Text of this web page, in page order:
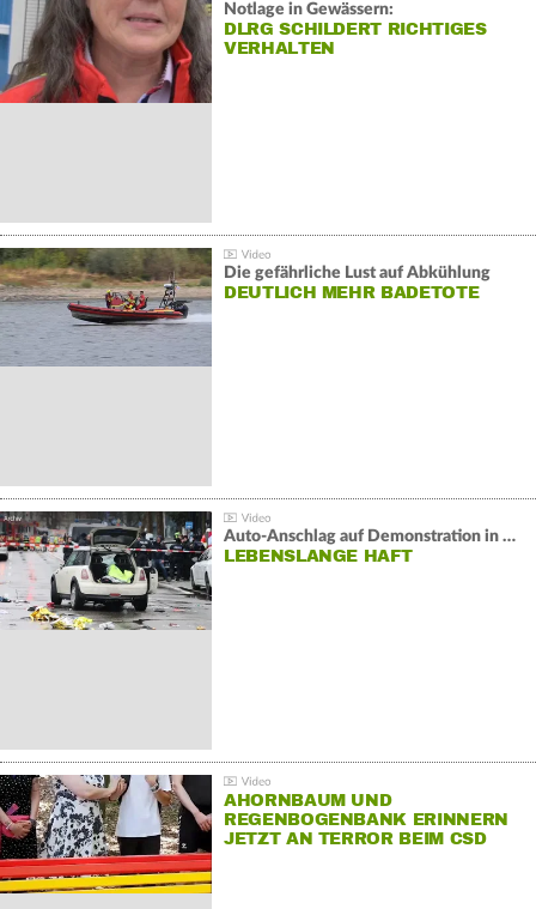
Notlage in Gewässern:
DLRG SCHILDERT RICHTIGES
VERHALTEN
Die gefährliche Lust auf Abkühlung
DEUTLICH MEHR BADETOTE
Auto-Anschlag auf Demonstration in München:
LEBENSLANGE HAFT
AHORNBAUM UND
REGENBOGENBANK ERINNERN
JETZT AN TERROR BEIM CSD